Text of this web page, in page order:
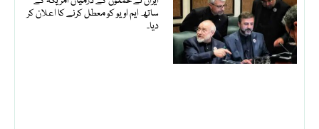
ساتھ ایم او یو کو معطل کرنے کا اعلان کر
دیا۔